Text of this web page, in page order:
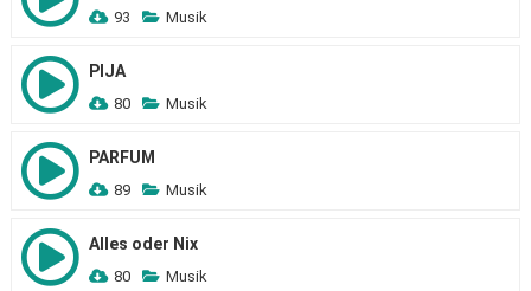
93 Musik
PIJA
80 Musik
PARFUM
89 Musik
Alles oder Nix
80 Musik